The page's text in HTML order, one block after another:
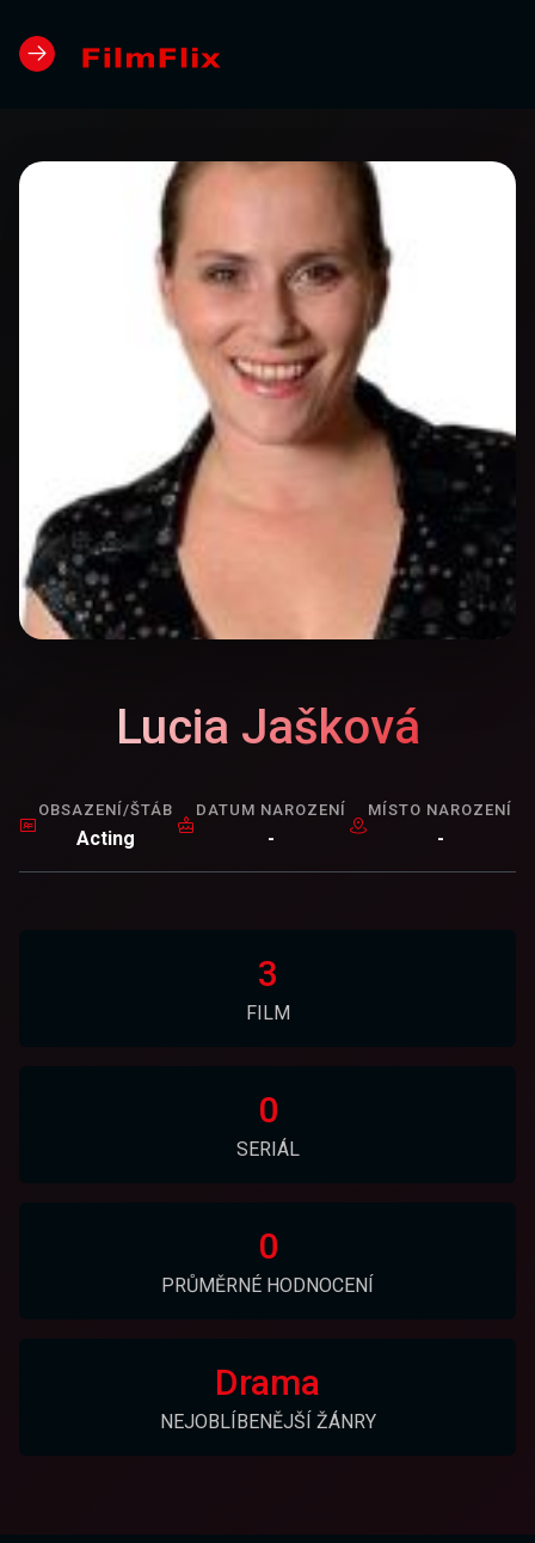
Lucia Jašková
OBSAZENÍ/ŠTÁB
Acting
DATUM NAROZENÍ
-
MÍSTO NAROZENÍ
-
3
FILM
0
SERIÁL
0
PRŮMĚRNÉ HODNOCENÍ
Drama
NEJOBLÍBENĚJŠÍ ŽÁNRY